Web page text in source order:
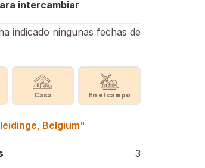
intercambiar
indicado ningunas fechas de
Casa En el campo
Belgium"
3